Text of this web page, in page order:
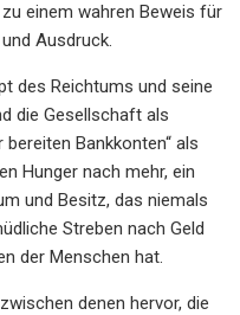
einem wahren Beweis für
Ausdruck.
des Reichtums und seine
die Gesellschaft als
Bankkonten“ als
Hunger nach mehr, ein
und Besitz, das niemals
Streben nach Geld
der Menschen hat.
denen hervor, die